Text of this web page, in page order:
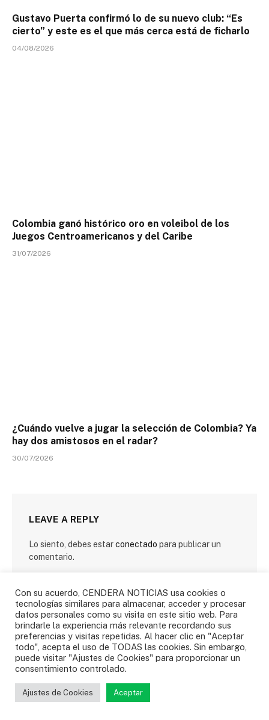
Gustavo Puerta confirmó lo de su nuevo club: “Es
cierto” y este es el que más cerca está de ficharlo
04/08/2026
Colombia ganó histórico oro en voleibol de los
Juegos Centroamericanos y del Caribe
31/07/2026
¿Cuándo vuelve a jugar la selección de Colombia? Ya
hay dos amistosos en el radar?
30/07/2026
LEAVE A REPLY
Lo siento, debes estarconectado para publicar un
comentario.
SIGUENOS
Facebook
Con su acuerdo, CENDERA NOTICIAS usa cookies o
tecnologías similares para almacenar, acceder y procesar
datos personales como su visita en este sitio web. Para
brindarle la experiencia más relevante recordando sus
preferencias y visitas repetidas. Al hacer clic en "Aceptar
todo", acepta el uso de TODAS las cookies. Sin embargo,
puede visitar "Ajustes de Cookies" para proporcionar un
consentimiento controlado.
Ajustes de Cookies Aceptar